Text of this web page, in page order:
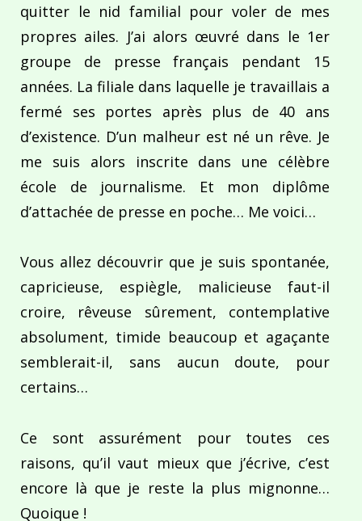
quitter le nid familial pour voler de mes
propres ailes. J’ai alors œuvré dans le 1er
groupe de presse français pendant 15
années. La filiale dans laquelle je travaillais a
fermé ses portes après plus de 40 ans
d’existence. D’un malheur est né un rêve. Je
me suis alors inscrite dans une célèbre
école de journalisme. Et mon diplôme
d’attachée de presse en poche… Me voici…
Vous allez découvrir que je suis spontanée,
capricieuse, espiègle, malicieuse faut-il
croire, rêveuse sûrement, contemplative
absolument, timide beaucoup et agaçante
semblerait-il, sans aucun doute, pour
certains…
Ce sont assurément pour toutes ces
raisons, qu’il vaut mieux que j’écrive, c’est
encore là que je reste la plus mignonne…
Quoique !